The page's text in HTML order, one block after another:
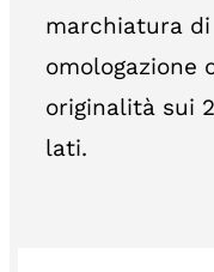
marchiatura di
omologazione
originalità sui 2
lati.